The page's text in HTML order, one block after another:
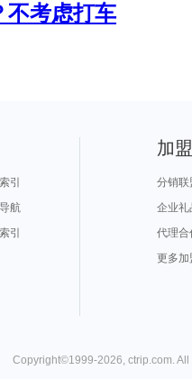
不考虑打车
引
航
引
加
分销联
企业礼
代理合
更多加
Copyright©1999-2026 ctrip.com .